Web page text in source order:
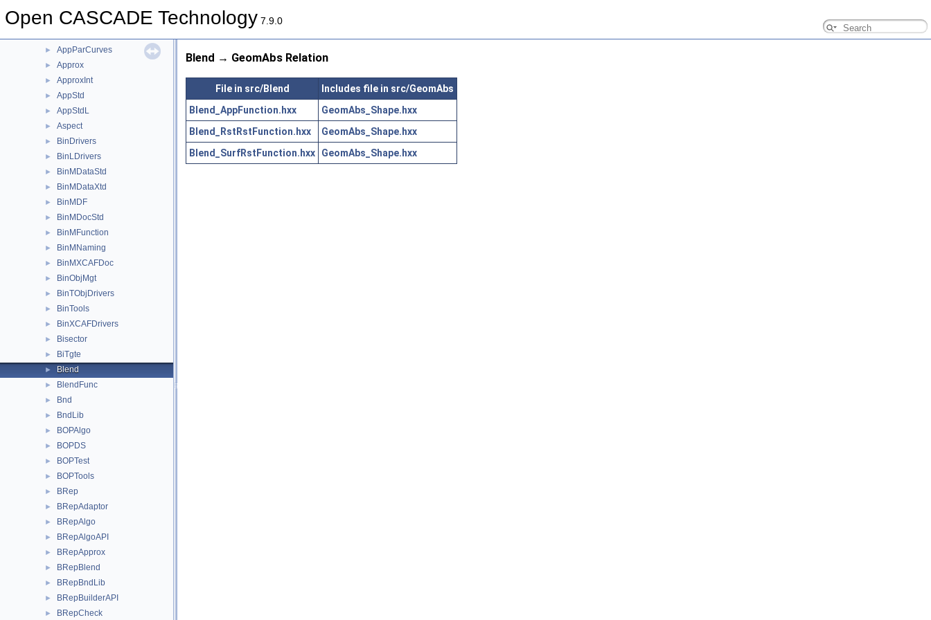
Open CASCADE Technology 7.9.0
► AppCont
► AppParCurves
► Approx
► ApproxInt
► AppStd
► AppStdL
► Aspect
► BinDrivers
► BinLDrivers
► BinMDataStd
► BinMDataXtd
► BinMDF
► BinMDocStd
► BinMFunction
► BinMNaming
► BinMXCAFDoc
► BinObjMgt
► BinTObjDrivers
► BinTools
► BinXCAFDrivers
► Bisector
► BiTgte
► Blend
► BlendFunc
► Bnd
► BndLib
► BOPAlgo
► BOPDS
► BOPTest
► BOPTools
► BRep
► BRepAdaptor
► BRepAlgo
► BRepAlgoAPI
► BRepApprox
► BRepBlend
► BRepBndLib
► BRepBuilderAPI
► BRepCheck
Blend → GeomAbs Relation
File in src/Blend
Includes file in src/GeomAbs
Blend_AppFunction.hxx
GeomAbs_Shape.hxx
Blend_RstRstFunction.hxx
GeomAbs_Shape.hxx
Blend_SurfRstFunction.hxx
GeomAbs_Shape.hxx